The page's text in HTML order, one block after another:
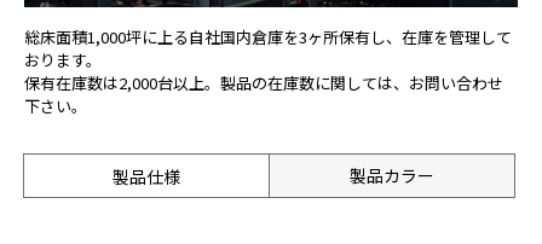
総床面積1,000坪に上る自社国内倉庫を3ヶ所保有し、在庫を管理して
おります。
保有在庫数は2,000台以上。製品の在庫数に関しては、お問い合わせ
下さい。
製品仕様 製品カラー